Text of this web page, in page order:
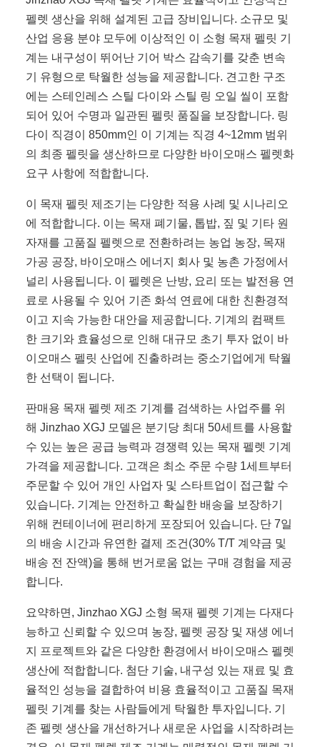
펠렛 생산을 위해 설계된 고급 장비입니다. 소규모 및
산업 응용 분야 모두에 이상적인 이 소형 목재 펠릿 기
계는 내구성이 뛰어난 기어 박스 감속기를 갖춘 변속
기 유형으로 탁월한 성능을 제공합니다. 견고한 구조
에는 스테인레스 스틸 다이와 스틸 링 오일 씰이 포함
되어 있어 수명과 일관된 펠릿 품질을 보장합니다. 링
다이 직경이 850mm인 이 기계는 직경 4~12mm 범위
의 최종 펠릿을 생산하므로 다양한 바이오매스 펠렛화
요구 사항에 적합합니다.
이 목재 펠릿 제조기는 다양한 적용 사례 및 시나리오
에 적합합니다. 이는 목재 폐기물, 톱밥, 짚 및 기타 원
자재를 고품질 펠렛으로 전환하려는 농업 농장, 목재
가공 공장, 바이오매스 에너지 회사 및 농촌 가정에서
널리 사용됩니다. 이 펠렛은 난방, 요리 또는 발전용 연
료로 사용될 수 있어 기존 화석 연료에 대한 친환경적
이고 지속 가능한 대안을 제공합니다. 기계의 컴팩트
한 크기와 효율성으로 인해 대규모 초기 투자 없이 바
이오매스 펠릿 산업에 진출하려는 중소기업에게 탁월
한 선택이 됩니다.
판매용 목재 펠렛 제조 기계를 검색하는 사업주를 위
해 Jinzhao XGJ 모델은 분기당 최대 50세트를 사용할
수 있는 높은 공급 능력과 경쟁력 있는 목재 펠렛 기계
가격을 제공합니다. 고객은 최소 주문 수량 1세트부터
주문할 수 있어 개인 사업자 및 스타트업이 접근할 수
있습니다. 기계는 안전하고 확실한 배송을 보장하기
위해 컨테이너에 편리하게 포장되어 있습니다. 단 7일
의 배송 시간과 유연한 결제 조건(30% T/T 계약금 및
배송 전 잔액)을 통해 번거로움 없는 구매 경험을 제공
합니다.
요약하면, Jinzhao XGJ 소형 목재 펠렛 기계는 다재다
능하고 신뢰할 수 있으며 농장, 펠렛 공장 및 재생 에너
지 프로젝트와 같은 다양한 환경에서 바이오매스 펠렛
생산에 적합합니다. 첨단 기술, 내구성 있는 재료 및 효
율적인 성능을 결합하여 비용 효율적이고 고품질 목재
펠릿 기계를 찾는 사람들에게 탁월한 투자입니다. 기
존 펠렛 생산을 개선하거나 새로운 사업을 시작하려는